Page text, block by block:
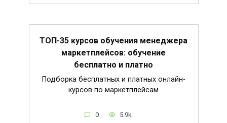
ТОП-35 курсов обучения менеджера
маркетплейсов: обучение
бесплатно и платно
Подборка бесплатных и платных онлайн-
курсов по маркетплейсам
0 5.9k.